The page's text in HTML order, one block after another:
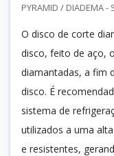
PYRAMID / DIADEMA -
O disco de corte
disco, feito de aço,
diamantadas, a fim
disco. É
sistema de
utilizados a uma
e resistentes,